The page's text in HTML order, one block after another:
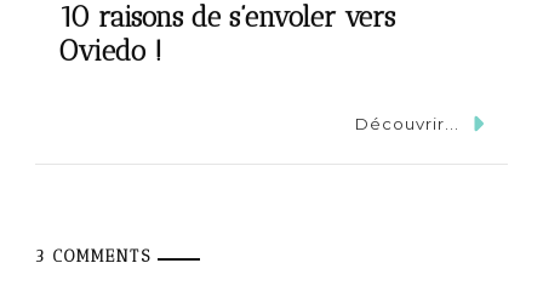
10 raisons de s’envoler vers
Oviedo !
Découvrir...
3 COMMENTS